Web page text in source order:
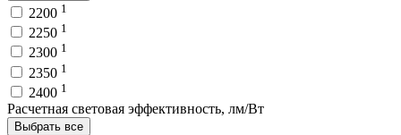
2200 1
2250 1
2300 1
2350 1
2400 1
Расчетная световая эффективность, лм/Вт
Выбрать все